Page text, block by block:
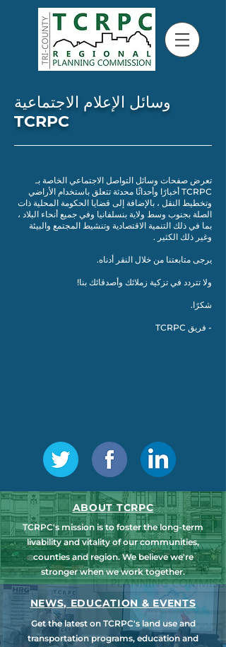
وسائل الإعلام الاجتماعية
TCRPC
تعرض صفحات وسائل التواصل الاجتماعي الخاصة بـ
TCRPC أخبارًا وأحداثًا محدثة تتعلق باستخدام الأراضي
وتخطيط النقل ، بالإضافة إلى قضايا الحكومة المحلية ذات
الصلة بجنوب وسط ولاية بنسلفانيا وفي جميع أنحاء البلاد ،
بما في ذلك التنمية الاقتصادية وتنشيط المجتمع والبيئة
وغير ذلك الكثير .
يرجى متابعتنا من خلال النقر أدناه.
ولا تتردد في تزكية زملائك وأصدقائك بنا!
شكرًا.
- فريق TCRPC
ABOUT TCRPC
TCRPC's mission is to foster the long-term
livability and vitality of our communities,
counties and region. We believe we're
stronger when we work together.
NEWS, EDUCATION & EVENTS
Get the latest on TCRPC's land use and
transportation programs, education and